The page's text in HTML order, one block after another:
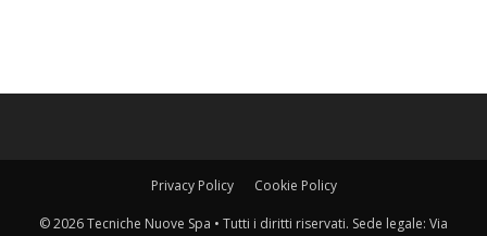
Privacy Policy Cookie Policy
© 2026 Tecniche Nuove Spa • Tutti i diritti riservati. Sede legale: Via